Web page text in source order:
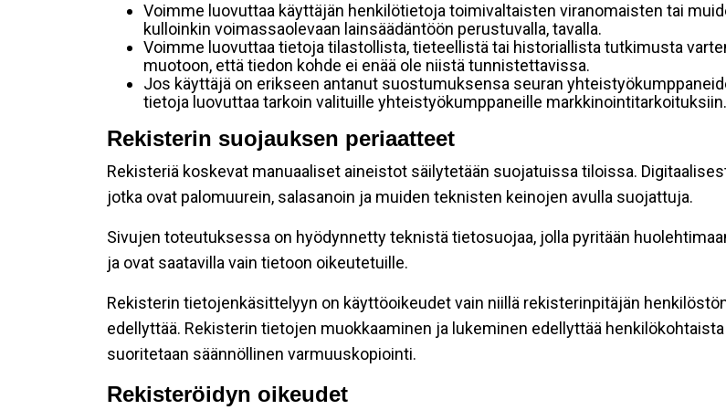
Voimme luovuttaa käyttäjän henkilötietoja toimivaltaisten viranomaisten tai
kulloinkin voimassaolevaan lainsäädäntöön perustuvalla, tavalla.
Voimme luovuttaa tietoja tilastollista, tieteellistä tai historiallista tutkimusta
muotoon, että tiedon kohde ei enää ole niistä tunnistettavissa.
Jos käyttäjä on erikseen antanut suostumuksensa seuran
tietoja luovuttaa tarkoin valituille yhteistyökumppaneille markkinointitarkoituksiin.
Rekisterin suojauksen periaatteet
Rekisteriä koskevat manuaaliset aineistot säilytetään suojatuissa tiloissa.
jotka ovat palomuurein, salasanoin ja muiden teknisten keinojen avulla suojattuja.
Sivujen toteutuksessa on hyödynnetty teknistä tietosuojaa, jolla pyritään
ja ovat saatavilla vain tietoon oikeutetuille.
Rekisterin tietojenkäsittelyyn on käyttöoikeudet vain niillä rekisterinpitäjän
edellyttää. Rekisterin tietojen muokkaaminen ja lukeminen edellyttää
suoritetaan säännöllinen varmuuskopiointi.
Rekisteröidyn oikeudet